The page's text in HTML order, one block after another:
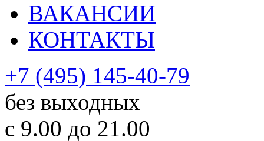
ВАКАНСИИ
КОНТАКТЫ
+7 (495) 145-40-79
без выходных
с 9.00 до 21.00